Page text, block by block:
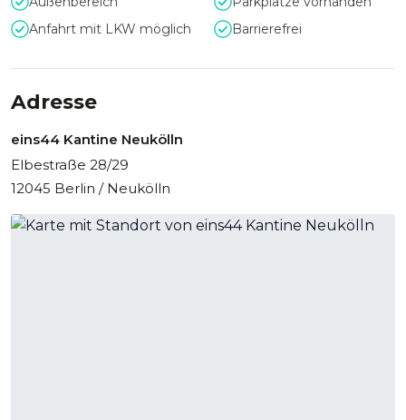
Anfahrt mit LKW möglich
Barrierefrei
Adresse
eins44 Kantine Neukölln
Elbestraße 28/29
12045 Berlin / Neukölln